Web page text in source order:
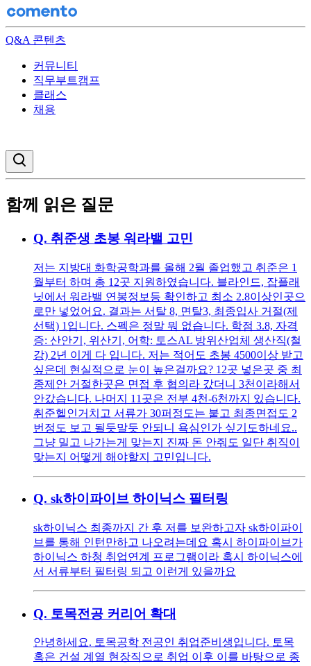
Q&A 콘텐츠
커뮤니티
직무부트캠프
클래스
채용
함께 읽은 질문
Q. 취준생 초봉 워라밸 고민
저는 지방대 화학공학과를 올해 2월 졸업했고 취준은 1
월부터 하며 총 12곳 지원하였습니다. 블라인드, 잡플래
닛에서 워라밸 연봉정보등 확인하고 최소 2.8이상인곳으
로만 넣었어요. 결과는 서탈 8, 면탈3, 최종입사 거절(제
선택) 1입니다. 스펙은 정말 뭐 없습니다. 학점 3.8, 자격
증: 산안기, 위산기, 어학: 토스AL 방위산업체 생산직(철
강) 2년 이게 다 입니다. 저는 적어도 초봉 4500이상 받고
싶은데 현실적으로 눈이 높은걸까요? 12곳 넣은곳 중 최
종제안 거절한곳은 면접 후 협의라 갔더니 3천이라해서
안갔습니다. 나머지 11곳은 전부 4천-6천까지 있습니다.
취준헬인거치고 서류가 30퍼정도는 붙고 최종면접도 2
번정도 보고 될듯말듯 안되니 욕심인가 싶기도하네요..
그냥 밀고 나가는게 맞는지 진짜 돈 안줘도 일단 취직이
맞는지 어떻게 해야할지 고민입니다.
Q. sk하이파이브 하이닉스 필터링
sk하이닉스 최종까지 간 후 저를 보완하고자 sk하이파이
브를 통해 인턴만하고 나오려는데요 혹시 하이파이브가
하이닉스 하청 취업연계 프로그램이라 혹시 하이닉스에
서 서류부터 필터링 되고 이런게 있을까요
Q. 토목전공 커리어 확대
안녕하세요. 토목공학 전공인 취업준비생입니다. 토목
혹은 건설 계열 현장직으로 취업 이후 이를 바탕으로 종